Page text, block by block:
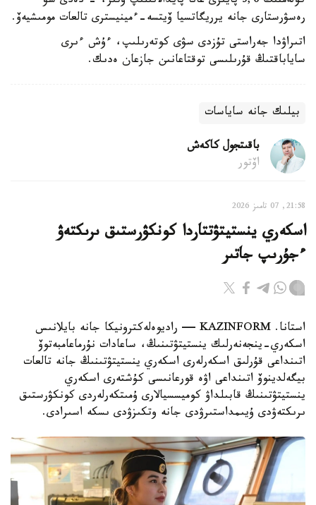
رەسۋرستارى جانە يرريگاتسيا ۆيتسە-ءمينيسترى تالعات مومىشيەۆ.
اتىراۋدا جەراستى تۇزدى سۋى كوتەرىلىپ، ءۇش ءىرى
ساياباقتىڭ قۇرىلىسى توقتاعانىن جازعان ەدىك.
بيلىك جانە ساياسات
باقىتجول كاكەش
اۆتور
21:58, 07 تامىز 2026
اسكەري ينستيتۋتتاردا كونكۋرستىق ىرىكتەۋ
ءجۇرىپ جاتىر
استانا. KAZINFORM — راديوەلەكترونيكا جانە بايلانىس
اسكەري-ينجەنەرلىك ينستيتۋتىنىڭ، ساعادات نۇرماعامبەتوۆ
اتىنداعى قۇرلىق اسكەرلەرى اسكەري ينستيتۋتىنىڭ جانە تالعات
بيگەلدينوۆ اتىنداعى اۋە قورعانىسى كۇشتەرى اسكەري
ينستيتۋتىنىڭ قابىلداۋ كوميسسيالارى ۇمىتكەرلەردى كونكۋرستىق
ىرىكتەۋدى ۇيىمداستىرۋدى جانە وتكىزۋدى ىسكە اسىرادى.